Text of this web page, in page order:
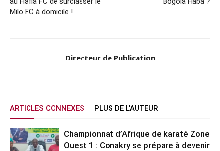
Milo FC à domicile !
Directeur de Publication
ARTICLES CONNEXES PLUS DE L'AUTEUR
Championnat d’Afrique de karaté Zone
Ouest 1 : Conakry se prépare à devenir